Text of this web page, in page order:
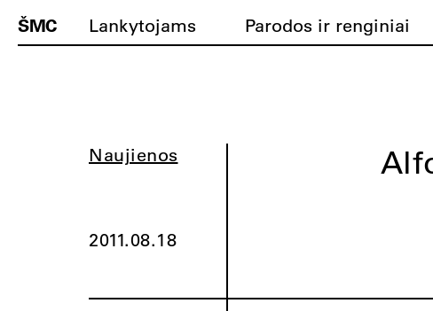
ŠMC Lankytojams Parodos ir renginiai
Naujienos
2011.08.18